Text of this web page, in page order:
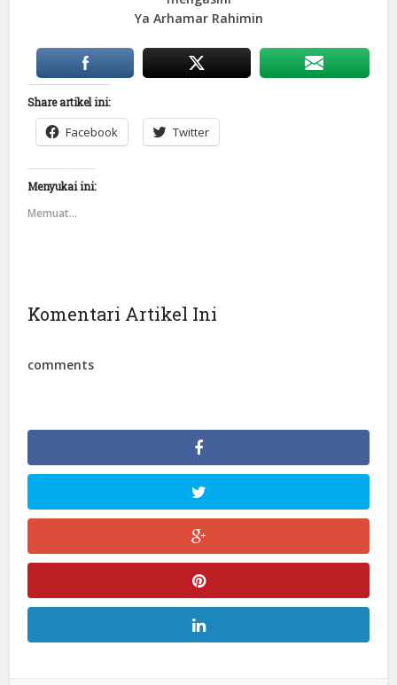
Ya Arhamar Rahimin
Share artikel ini:
Facebook Twitter
Menyukai ini:
Memuat...
Komentari Artikel Ini
comments